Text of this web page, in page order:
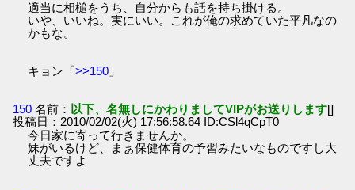
適当に相槌をうち、自分からも話を持ち掛ける。
いや、いいね。実にいい。これが俺の求めていた平凡なの
かもな。
キョン「>>150 」
150 名前： 以下、名無しにかわりましてVIPがお送りします[]
投稿日：2010/02/02(火) 17:56:58.64 ID:CSl4qCpT0
今日家に寄って行きませんか。
妹がいるけど、まぁ保健体育の予習みたいなものですし大
丈夫ですよ